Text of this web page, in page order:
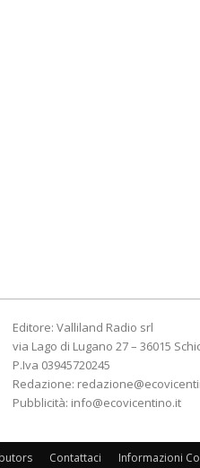
Editore: Valliland Radio srl
via Lago di Lugano 27 – 36015
P.Iva 03945720245
Redazione:
Pubblicità: info@ecovicentino.it
Contattaci Informazioni